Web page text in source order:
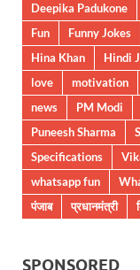
Deepika Padukone
Fun
Funny Jokes
Hina Khan
Hindi
love
motivation
news
PM Modi
Puneesh Sharma
Specifications
whatsapp fun
पंजाब
प्रधानमंत्री
SPONSORED